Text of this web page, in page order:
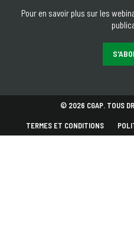
Pour en savoir plus sur les
© 2026 CGAP. TOUS
TERMES ET CONDITIONS